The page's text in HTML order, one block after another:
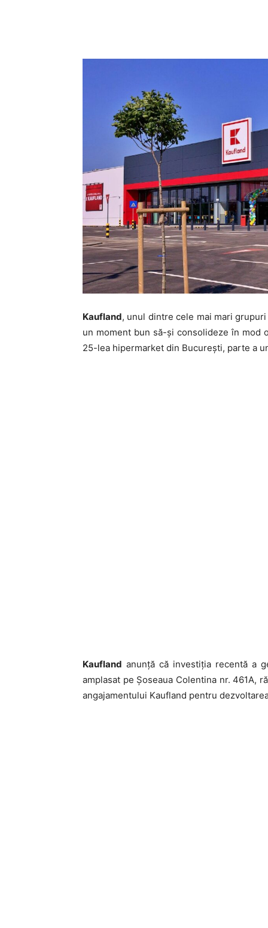
Kaufland, unul dintre cele mai mari
un moment bun să-și consolideze în mod
25-lea hipermarket din București, parte a
Kaufland anunță că investiția recentă a
amplasat pe Șoseaua Colentina nr. 461A,
angajamentului Kaufland pentru